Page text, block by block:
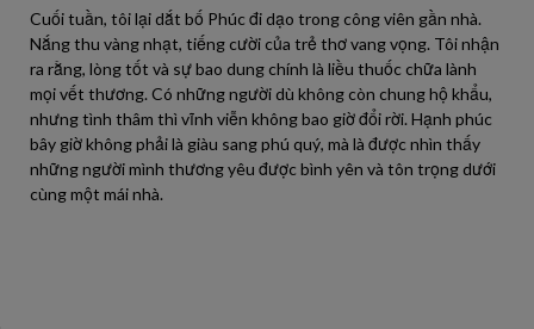
Cuối tuần, tôi lại dắt bố Phúc đi dạo trong công viên gần nhà.
Nắng thu vàng nhạt, tiếng cười của trẻ thơ vang vọng. Tôi nhận
ra rằng, lòng tốt và sự bao dung chính là liều thuốc chữa lành
mọi vết thương. Có những người dù không còn chung hộ khẩu,
nhưng tình thâm thì vĩnh viễn không bao giờ đổi rời. Hạnh phúc
bây giờ không phải là giàu sang phú quý, mà là được nhìn thấy
những người mình thương yêu được bình yên và tôn trọng dưới
cùng một mái nhà.